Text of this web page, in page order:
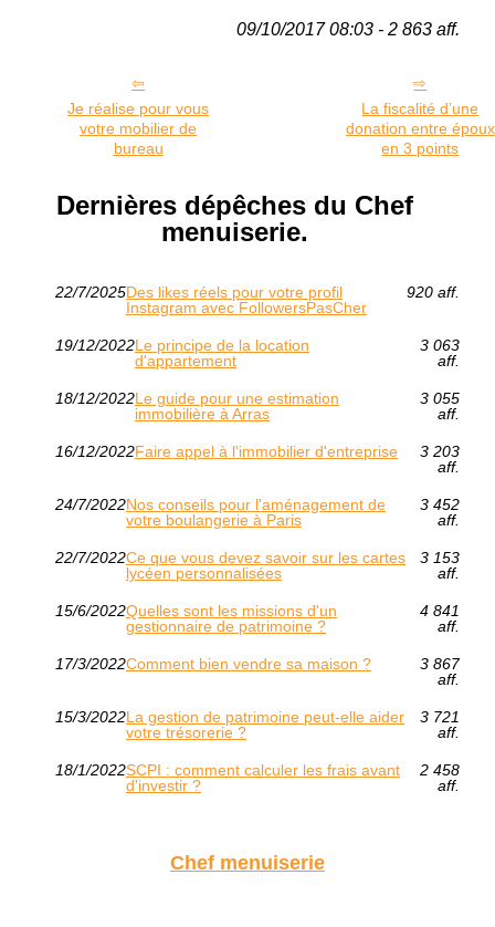
09/10/2017 08:03 - 2 863 aff.
Je réalise pour vous
votre mobilier de
bureau
La fiscalité d’une
donation entre époux
en 3 points
Dernières dépêches du Chef
menuiserie.
22/7/2025Des likes réels pour votre profil
Instagram avec FollowersPasCher
920 aff.
19/12/2022Le principe de la location
d'appartement
3 063
aff.
18/12/2022Le guide pour une estimation
immobilière à Arras
3 055
aff.
16/12/2022Faire appel à l'immobilier d'entreprise
3 203
aff.
24/7/2022Nos conseils pour l'aménagement de
votre boulangerie à Paris
3 452
aff.
22/7/2022Ce que vous devez savoir sur les cartes
lycéen personnalisées
3 153
aff.
15/6/2022Quelles sont les missions d'un
gestionnaire de patrimoine ?
4 841
aff.
17/3/2022Comment bien vendre sa maison ?
3 867
aff.
15/3/2022La gestion de patrimoine peut-elle aider
votre trésorerie ?
3 721
aff.
18/1/2022SCPI : comment calculer les frais avant
d'investir ?
2 458
aff.
Chef menuiserie